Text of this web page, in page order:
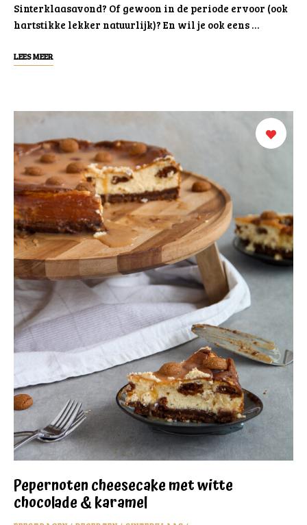
Sinterklaasavond? Of gewoon in de periode ervoor (ook
hartstikke lekker natuurlijk)? En wil je ook eens …
LEES MEER
Pepernoten cheesecake met witte
chocolade & karamel